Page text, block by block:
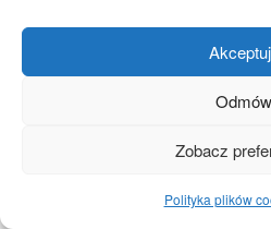
Odmów
Zobacz
Polityka plików